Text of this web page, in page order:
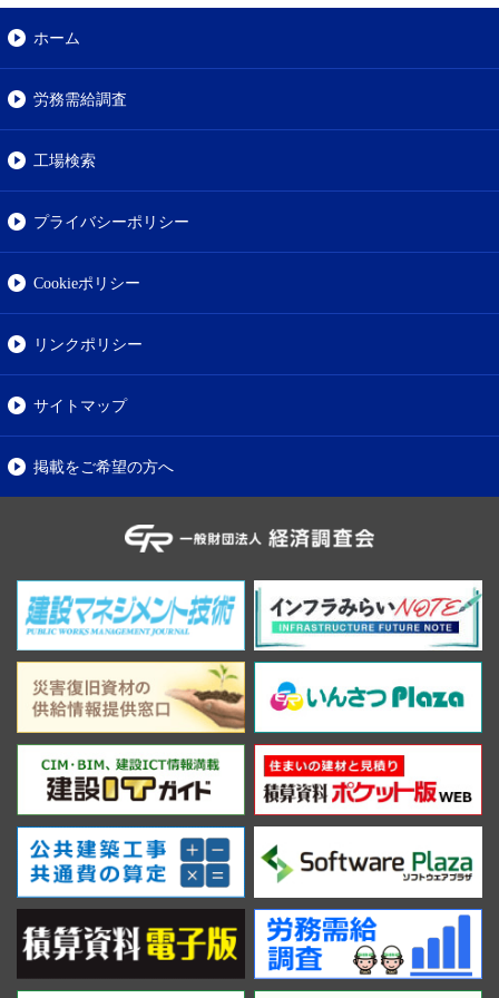
ホーム
労務需給調査
工場検索
プライバシーポリシー
Cookieポリシー
リンクポリシー
サイトマップ
掲載をご希望の方へ